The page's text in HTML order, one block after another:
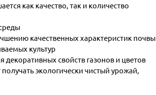
как качество, так и количество
качественных характеристик почвы
культур
свойств газонов и цветов
экологически чистый урожай,